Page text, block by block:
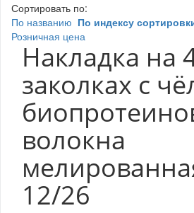
Сортировать по:
По названию По индексу
Розничная цена
Накладка на
заколках с
волокна
12/26